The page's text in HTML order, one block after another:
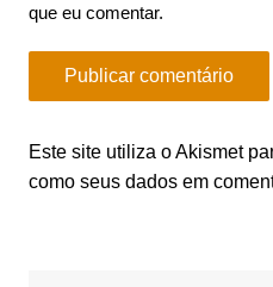
que eu comentar.
Este site utiliza o Akismet
como seus dados em